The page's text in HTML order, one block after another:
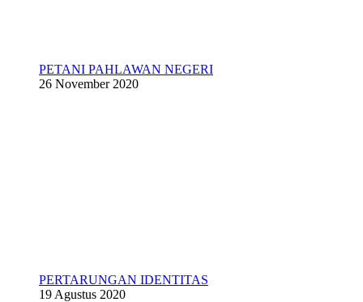
PETANI PAHLAWAN NEGERI
26 November 2020
PERTARUNGAN IDENTITAS
19 Agustus 2020